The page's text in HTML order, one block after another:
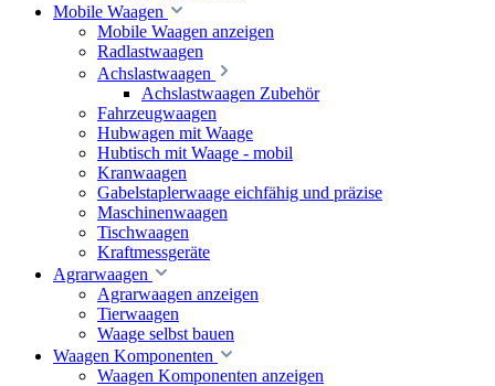
Mobile Waagen
Mobile Waagen anzeigen
Radlastwaagen
Achslastwaagen
Achslastwaagen Zubehör
Fahrzeugwaagen
Hubwagen mit Waage
Hubtisch mit Waage - mobil
Kranwaagen
Gabelstaplerwaage eichfähig und präzise
Maschinenwaagen
Tischwaagen
Kraftmessgeräte
Agrarwaagen
Agrarwaagen anzeigen
Tierwaagen
Waage selbst bauen
Waagen Komponenten
Waagen Komponenten anzeigen